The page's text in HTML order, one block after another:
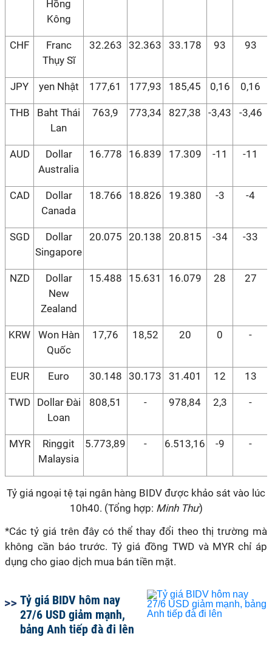
Hồng
Kông
CHF
Franc
Thụy Sĩ
32.263 32.363 33.178 93 93
JPY yen Nhật 177,61 177,93 185,45 0,16 0,16
THB
Baht Thái
Lan
763,9 773,34 827,38 -3,43 -3,46
AUD
Dollar
Australia
16.778 16.839 17.309 -11 -11
CAD
Dollar
Canada
18.766 18.826 19.380 -3 -4
SGD
Dollar
Singapore
20.075 20.138 20.815 -34 -33
NZD
Dollar
New
Zealand
15.488 15.631 16.079 28 27
KRW
Won Hàn
Quốc
17,76 18,52 20 0 -
EUR Euro 30.148 30.173 31.401 12 13
TWD Dollar Đài
Loan
808,51 - 978,84 2,3 -
MYR
Ringgit
Malaysia
5.773,89 - 6.513,16 -9 -
Tỷ giá ngoại tệ tại ngân hàng BIDV được khảo sát vào lúc
10h40. (Tổng hợp: Minh Thư)
*Các tỷ giá trên đây có thể thay đổi theo thị trường mà
không cần báo trước. Tỷ giá đồng TWD và MYR chỉ áp
dụng cho giao dịch mua bán tiền mặt.
Tỷ giá BIDV hôm nay
27/6 USD giảm mạnh,
bảng Anh tiếp đà đi lên